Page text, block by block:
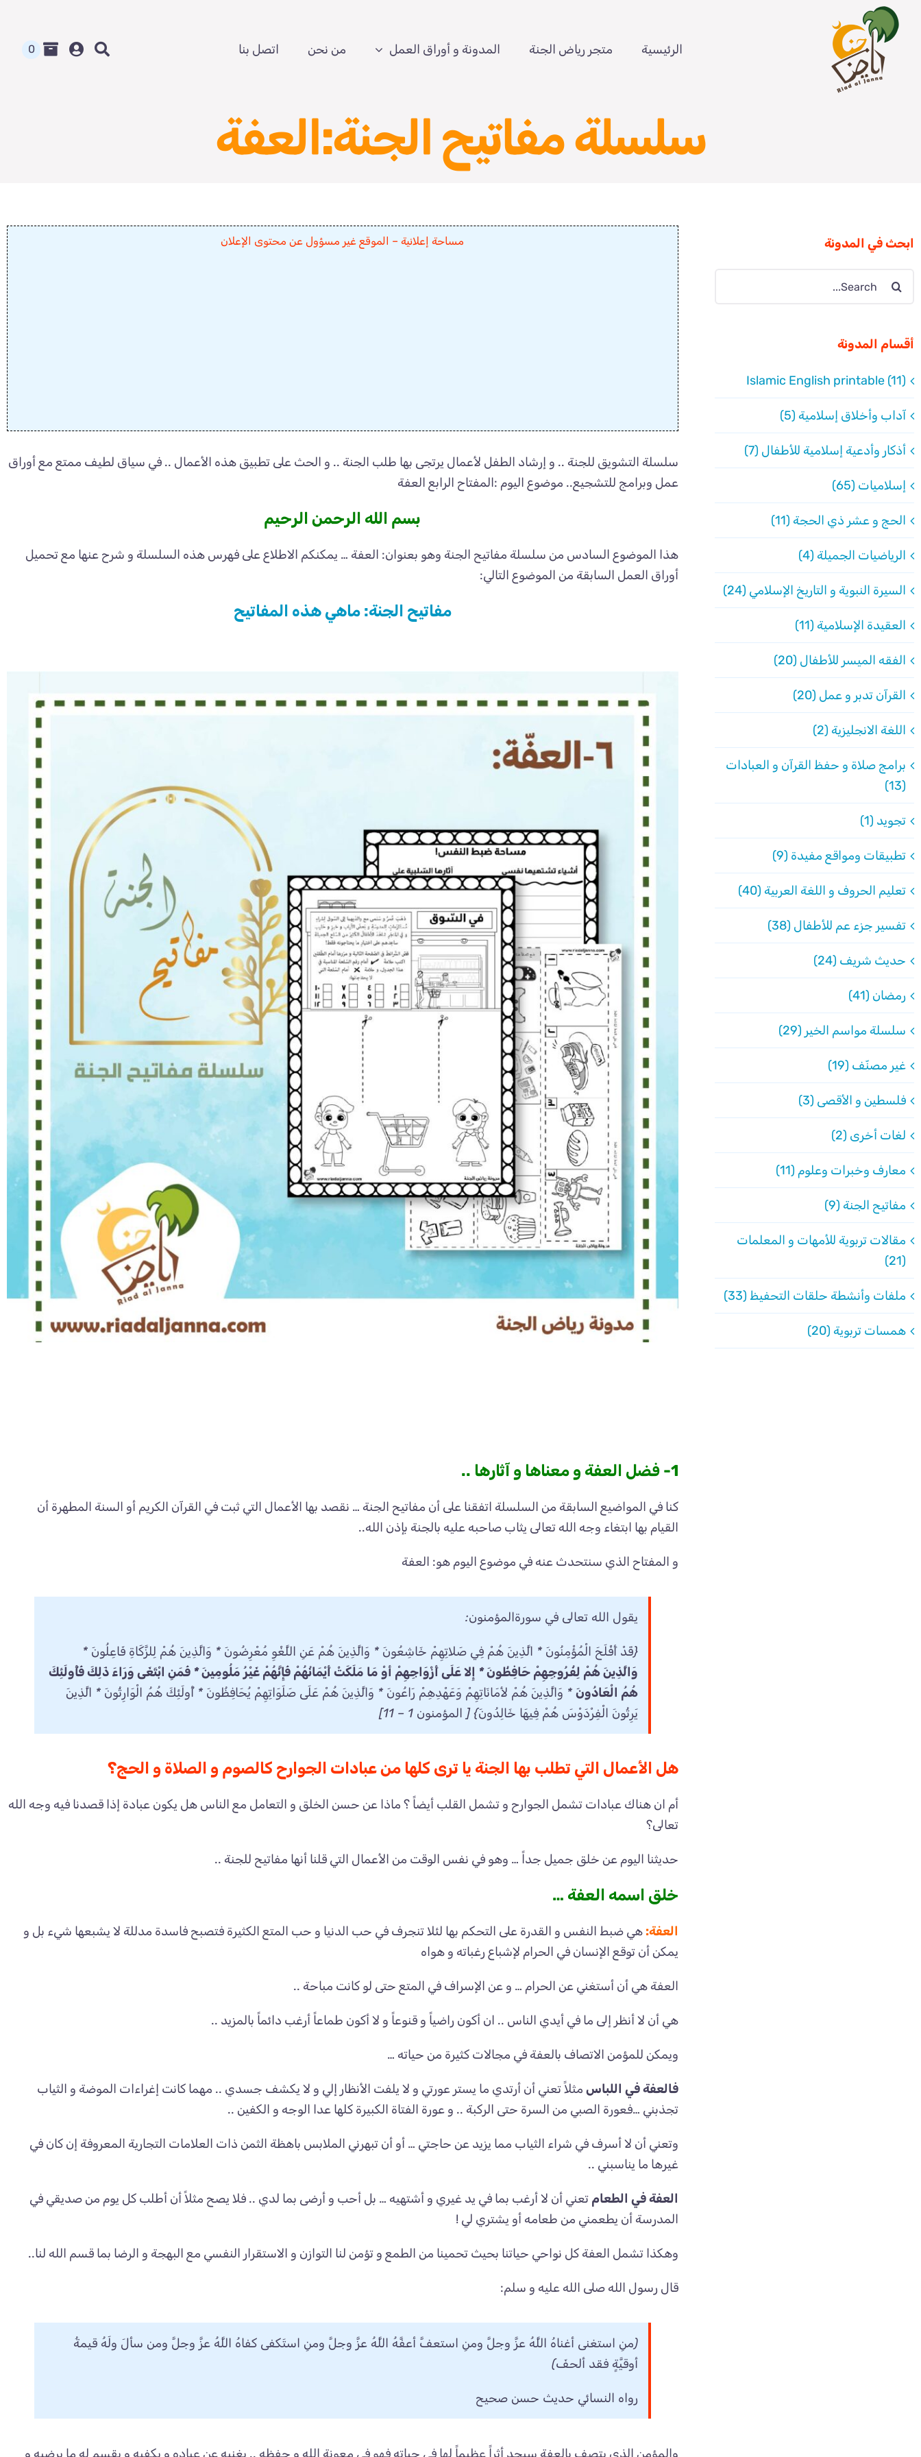
content
الرئيسية متجر رياض الجنة المدونة و أوراق العمل من نحن اتصل بنا 0
سلسلة مفاتيح الجنة:العفة
مساحة إعلانية – الموقع غير مسؤول عن محتوى الإعلان
سلسلة التشويق للجنة .. و إرشاد الطفل لأعمال يرتجى بها طلب الجنة .. و الحث على تطبيق هذه الأعمال .. في سياق لطيف ممتع مع أوراق
عمل وبرامج للتشجيع.. موضوع اليوم :المفتاح الرابع العفة
بسم الله الرحمن الرحيم
هذا الموضوع السادس من سلسلة مفاتيح الجنة وهو بعنوان: العفة … يمكنكم الاطلاع على فهرس هذه السلسلة و شرح عنها مع تحميل
أوراق العمل السابقة من الموضوع التالي:
مفاتيح الجنة: ماهي هذه المفاتيح
1- فضل العفة و معناها و آثارها ..
كنا في المواضيع السابقة من السلسلة اتفقنا على أن مفاتيح الجنة … نقصد بها الأعمال التي ثبت في القرآن الكريم أو السنة المطهرة أن
القيام بها ابتغاء وجه الله تعالى يثاب صاحبه عليه بالجنة بإذن الله..
و المفتاح الذي سنتحدث عنه في موضوع اليوم هو: العفة
يقول الله تعالى في سورةالمؤمنون:
{قَدْ أَفْلَحَ الْمُؤْمِنُونَ * الَّذِينَ هُمْ فِي صَلاتِهِمْ خَاشِعُونَ * وَالَّذِينَ هُمْ عَنِ اللَّغْوِ مُعْرِضُونَ * وَالَّذِينَ هُمْ لِلزَّكَاةِ فَاعِلُونَ *
وَالَّذِينَ هُمْ لِفُرُوجِهِمْ حَافِظُونَ * إِلا عَلَى أَزْوَاجِهِمْ أوْ مَا مَلَكَتْ أَيْمَانُهُمْ فَإِنَّهُمْ غَيْرُ مَلُومِينَ * فَمَنِ ابْتَغَى وَرَاءَ ذَلِكَ فَأُولَئِكَ
هُمُ الْعَادُونَ * وَالَّذِينَ هُمْ لأمَانَاتِهِمْ وَعَهْدِهِمْ رَاعُونَ * وَالَّذِينَ هُمْ عَلَى صَلَوَاتِهِمْ يُحَافِظُونَ * أُولَئِكَ هُمُ الْوَارِثُونَ * الَّذِينَ
يَرِثُونَ الْفِرْدَوْسَ هُمْ فِيهَا خَالِدُونَ} [ المؤمنون 1 – 11]
هل الأعمال التي تطلب بها الجنة يا ترى كلها من عبادات الجوارح كالصوم و الصلاة و الحج؟
أم ان هناك عبادات تشمل الجوارح و تشمل القلب أيضاً ؟ ماذا عن حسن الخلق و التعامل مع الناس هل يكون عبادة إذا قصدنا فيه وجه الله
تعالى؟
حديثنا اليوم عن خلق جميل جداً … وهو في نفس الوقت من الأعمال التي قلنا أنها مفاتيح للجنة ..
خلق اسمه العفة …
العفة: هي ضبط النفس و القدرة على التحكم بها لئلا تنجرف في حب الدنيا و حب المتع الكثيرة فتصبح فاسدة مدللة لا يشبعها شيء بل و
يمكن أن توقع الإنسان في الحرام لإشباع رغباته و هواه
العفة هي أن أستغني عن الحرام … و عن الإسراف في المتع حتى لو كانت مباحة ..
هي أن لا أنظر إلى ما في أيدي الناس .. ان أكون راضياً و قنوعاً و لا أكون طماعاً أرغب دائماً بالمزيد ..
ويمكن للمؤمن الاتصاف بالعفة في مجالات كثيرة من حياته …
فالعفة في اللباس مثلاً تعني أن أرتدي ما يستر عورتي و لا يلفت الأنظار إلي و لا يكشف جسدي .. مهما كانت إغراءات الموضة و الثياب
تجذبني …فعورة الصبي من السرة حتى الركبة .. و عورة الفتاة الكبيرة كلها عدا الوجه و الكفين ..
وتعني أن لا أسرف في شراء الثياب مما يزيد عن حاجتي … أو أن تبهرني الملابس باهظة الثمن ذات العلامات التجارية المعروفة إن كان في
غيرها ما يناسبني ..
العفة في الطعام تعني أن لا أرغب بما في يد غيري و أشتهيه … بل أحب و أرضى بما لدي .. فلا يصح مثلاً أن أطلب كل يوم من صديقي في
المدرسة أن يطعمني من طعامه أو يشتري لي !
وهكذا تشمل العفة كل نواحي حياتنا بحيث تحمينا من الطمع و تؤمن لنا التوازن و الاستقرار النفسي مع البهجة و الرضا بما قسم الله لنا..
قال رسول الله صلى الله عليه و سلم:
(منِ استغنى أغناهُ اللَّهُ عزَّ وجلَّ ومنِ استعفَّ أعفَّهُ اللَّهُ عزَّ وجلَّ ومنِ استَكفى كفاهُ اللَّهُ عزَّ وجلَّ ومن سألَ ولَهُ قيمةُ
أوقيَّةٍ فقد ألحفَ)
رواه النسائي حديث حسن صحيح
والمؤمن الذي يتصف بالعفة سيجد أثراً عظيماً لها في حياته فهو في معونة الله و حفظه .. يغنيه عن عباده و يكفيه و يقسم له ما يرضيه و
ابحث في المدونة
Search
أقسام المدونة
Islamic English printable (11)
آداب وأخلاق إسلامية (5)
أذكار وأدعية إسلامية للأطفال (7)
إسلاميات (65)
الحج و عشر ذي الحجة (11)
الرياضيات الجميلة (4)
السيرة النبوية و التاريخ الإسلامي (24)
العقيدة الإسلامية (11)
الفقه الميسر للأطفال (20)
القرآن تدبر و عمل (20)
اللغة الانجليزية (2)
برامج صلاة و حفظ القرآن و العبادات
(13)
تجويد (1)
تطبيقات ومواقع مفيدة (9)
تعليم الحروف و اللغة العربية (40)
تفسير جزء عم للأطفال (38)
حديث شريف (24)
رمضان (41)
سلسلة مواسم الخير (29)
غير مصنّف (19)
فلسطين و الأقصى (3)
لغات أخرى (2)
معارف وخبرات وعلوم (11)
مفاتيح الجنة (9)
مقالات تربوية للأمهات و المعلمات
(21)
ملفات وأنشطة حلقات التحفيظ (33)
همسات تربوية (20)